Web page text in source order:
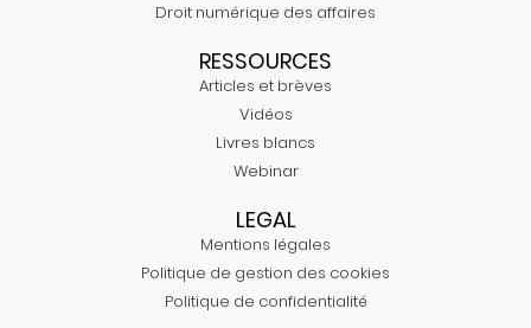
Droit numérique des affaires
RESSOURCES
Articles et brèves
Vidéos
Livres blancs
Webinar
LEGAL
Mentions légales
Politique de gestion des cookies
Politique de confidentialité